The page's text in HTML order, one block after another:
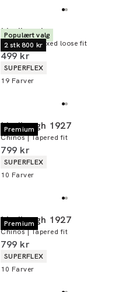
Populært valg
2 stk 800 kr
Lindbergh
Chinos | Relaxed loose fit
I alt (inkl. rabat)
499 kr
Produkt egenskaber
SUPERFLEX
19 Farver
Premium
Lindbergh 1927
Chinos | Tapered fit
I alt (inkl. rabat)
799 kr
Produkt egenskaber
SUPERFLEX
10 Farver
Premium
Lindbergh 1927
Chinos | Tapered fit
I alt (inkl. rabat)
799 kr
Produkt egenskaber
SUPERFLEX
10 Farver